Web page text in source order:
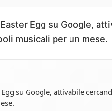
Egg su Google,
musicali per un mese.
su Google, attivabile